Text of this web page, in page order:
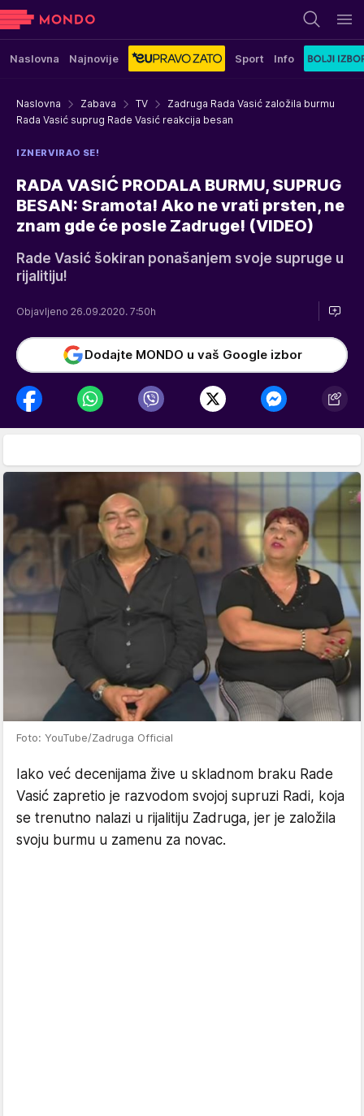
Naslovna Najnovije Sport Info
Naslovna Zabava TV
Zadruga Rada Vasić založila burmu
Rada Vasić suprug Rade Vasić reakcija besan
IZNERVIRAO SE!
RADA VASIĆ PRODALA BURMU, SUPRUG
BESAN: Sramota! Ako ne vrati prsten, ne
znam gde će posle Zadruge! (VIDEO)
Rade Vasić šokiran ponašanjem svoje supruge u
rijalitiju!
Objavljeno 26.09.2020. 7:50h
Dodajte MONDO u vaš Google izbor
Foto: YouTube/Zadruga Official
Iako već decenijama žive u skladnom braku Rade
Vasić zapretio je razvodom svojoj supruzi Radi, koja
se trenutno nalazi u rijalitiju Zadruga, jer je založila
svoju burmu u zamenu za novac.